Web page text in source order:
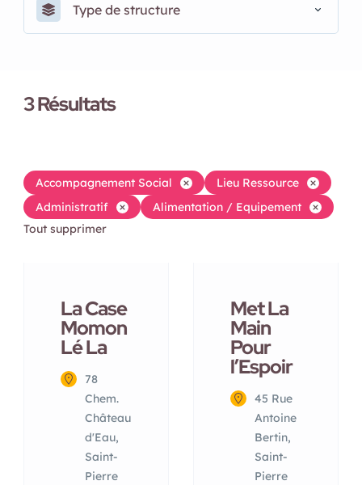
Type de structure
3Résultats
Accompagnement Social
Lieu Ressource
Administratif
Alimentation / Equipement
Tout supprimer
La Case
Momon
Lé La
78
Chem.
Château
d'Eau,
Saint-
Pierre
Met La
Main
Pour
l’Espoir
45 Rue
Antoine
Bertin,
Saint-
Pierre